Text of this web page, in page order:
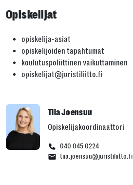
Opiskelijat
opiskelija-asiat
opiskelijoiden tapahtumat
koulutuspoliittinen vaikuttaminen
opiskelijat@juristiliitto.fi
Tiia Joensuu
Opiskelijakoordinaattori
040 045 0224
tiia.joensuu@juristiliitto.fi